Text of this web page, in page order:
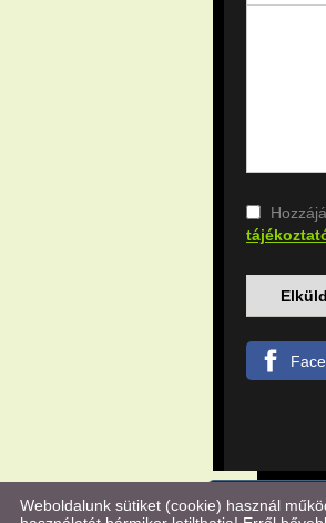
Weboldalunk sütiket (cookie) használ